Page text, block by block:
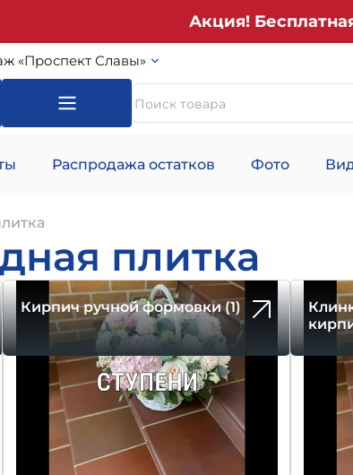
Акция!
«Проспект Славы»
Распродажа остатков Фото
плитка
Кирпич ручной формовки (1)